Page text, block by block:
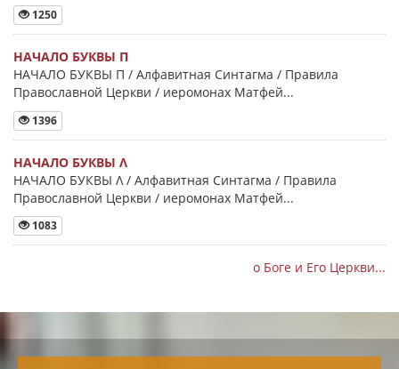
1250
НАЧАЛО БУКВЫ Π
НАЧАЛО БУКВЫ Π / Алфавитная Синтагма / Правила
Православной Церкви / иеромонах Матфей...
1396
НАЧАЛО БУКВЫ Λ
НАЧАЛО БУКВЫ Λ / Алфавитная Синтагма / Правила
Православной Церкви / иеромонах Матфей...
1083
о Боге и Его Церкви...